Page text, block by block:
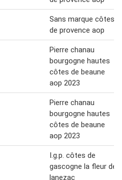
Sans marque côtes
de provence aop
Pierre chanau
bourgogne hautes
côtes de beaune
aop 2023
Pierre chanau
bourgogne hautes
côtes de beaune
aop 2023
I.g.p. côtes de
gascogne la fleur de
lanezac